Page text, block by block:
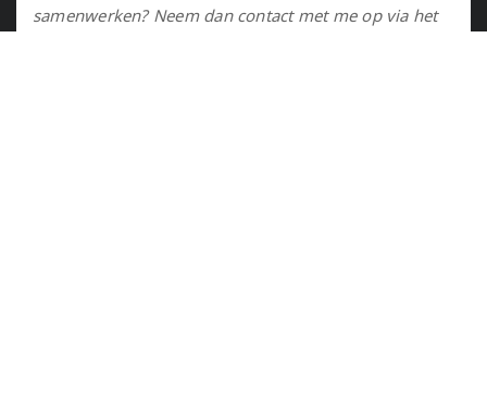
samenwerken? Neem dan contact met me op via het